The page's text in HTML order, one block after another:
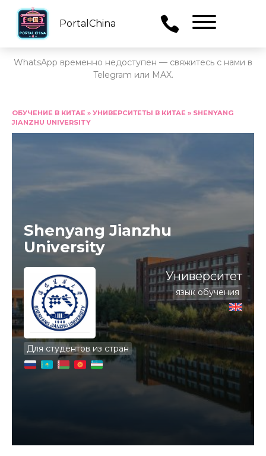
PortalChina
WhatsApp временно недоступен — свяжитесь с нами в
Telegram или MAX.
содержанию
ОБУЧЕНИЕ В КИТАЕ » УНИВЕРСИТЕТЫ В КИТАЕ » SHENYANG
JIANZHU UNIVERSITY
Shenyang Jianzhu
University
Для студентов из стран
Университет
язык обучения